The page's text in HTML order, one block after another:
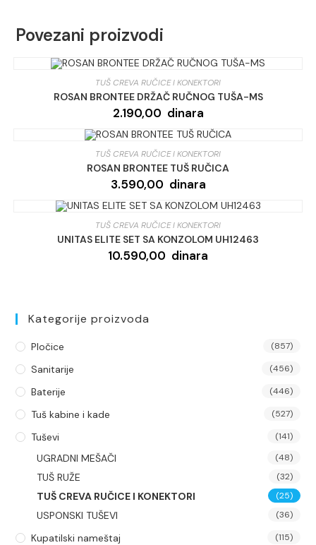
Povezani proizvodi
TUŠ CREVA RUČICE I KONEKTORI
ROSAN BRONTEE DRŽAČ RUČNOG TUŠA-MS
2.190,00 dinara
TUŠ CREVA RUČICE I KONEKTORI
ROSAN BRONTEE TUŠ RUČICA
3.590,00 dinara
TUŠ CREVA RUČICE I KONEKTORI
UNITAS ELITE SET SA KONZOLOM UH12463
10.590,00 dinara
Kategorije proizvoda
Pločice (857)
Sanitarije (456)
Baterije (446)
Tuš kabine i kade (527)
Tuševi (141)
UGRADNI MEŠAČI (48)
TUŠ RUŽE (32)
TUŠ CREVA RUČICE I KONEKTORI (25)
USPONSKI TUŠEVI (36)
Kupatilski nameštaj (115)